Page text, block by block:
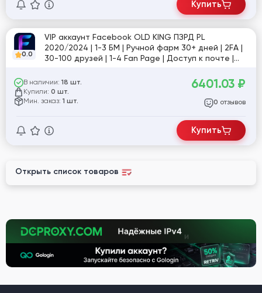
Купить
0.0
VIP аккаунт Facebook OLD KING ПЗРД PL
2020/2024 | 1-3 БМ | Ручной фарм 30+ дней | 2FA |
30-100 друзей | 1-4 Fan Page | Доступ к почте |
В наличии: 18 шт.
Купили: 0 шт.
Мин. заказ: 1 шт.
6401.03 ₽
0 отзывов
Купить
Открыть список товаров